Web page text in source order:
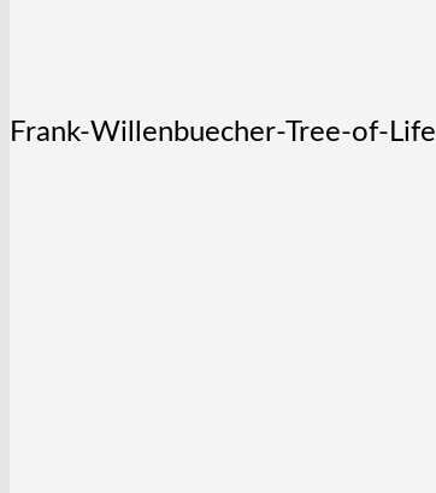
Frank-Willenbuecher-Tree-of-Life